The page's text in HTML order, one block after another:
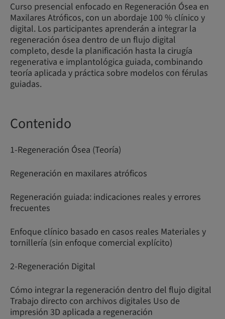
Curso presencial enfocado en Regeneración Ósea en
Maxilares Atróficos, con un abordaje 100 % clínico y
digital. Los participantes aprenderán a integrar la
regeneración ósea dentro de un flujo digital
completo, desde la planificación hasta la cirugía
regenerativa e implantológica guiada, combinando
teoría aplicada y práctica sobre modelos con férulas
guiadas.
Contenido
1-Regeneración Ósea (Teoría)
Regeneración en maxilares atróficos
Regeneración guiada: indicaciones reales y errores
frecuentes
Enfoque clínico basado en casos reales Materiales y
tornillería (sin enfoque comercial explícito)
2-Regeneración Digital
Cómo integrar la regeneración dentro del flujo digital
Trabajo directo con archivos digitales Uso de
impresión 3D aplicada a regeneración